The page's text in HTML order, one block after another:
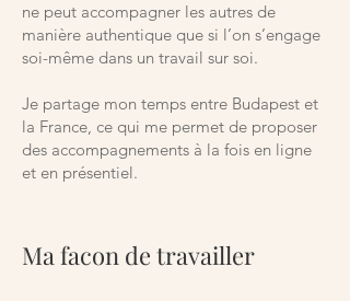
ne peut accompagner les autres de
manière authentique que si l’on s’engage
soi-même dans un travail sur soi.
Je partage mon temps entre Budapest et
la France, ce qui me permet de proposer
des accompagnements à la fois en ligne
et en présentiel.
Ma facon de travailler